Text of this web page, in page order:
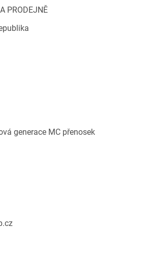
PRODEJNĚ
generace MC přenosek